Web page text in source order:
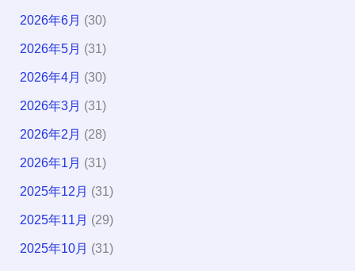
2026年6月 (30)
2026年5月 (31)
2026年4月 (30)
2026年3月 (31)
2026年2月 (28)
2026年1月 (31)
2025年12月 (31)
2025年11月 (29)
2025年10月 (31)